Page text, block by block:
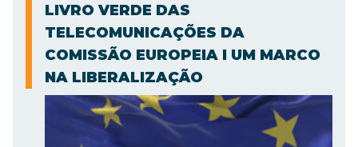
LIVRO VERDE DAS
TELECOMUNICAÇÕES DA
COMISSÃO EUROPEIA I UM MARCO
NA LIBERALIZAÇÃO